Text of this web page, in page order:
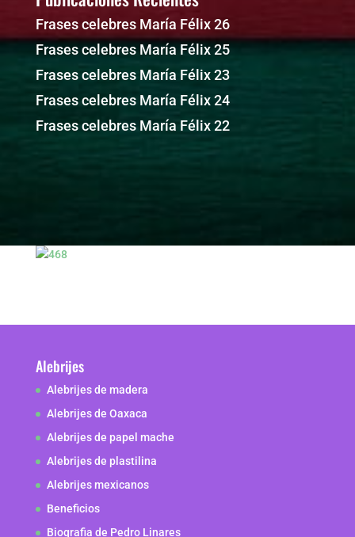
Frases celebres María Félix 26
Frases celebres María Félix 25
Frases celebres María Félix 23
Frases celebres María Félix 24
Frases celebres María Félix 22
Alebrijes
Alebrijes de madera
Alebrijes de Oaxaca
Alebrijes de papel mache
Alebrijes de plastilina
Alebrijes mexicanos
Beneficios
Biografia de Pedro Linares